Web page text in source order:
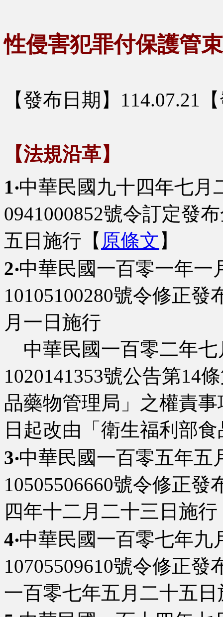
性侵害犯罪付保護管
【發布日期】114.07.21
【法規沿革】
1‧中華民國九十四年七月
0941000852號令訂定發
五日施行【 原條文 】
2‧中華民國一百零一年一
10105100280號令修正
月一日施行
中華民國一百零二年七
1020141353號公告第14
品藥物管理局」之權責
日起改由「衛生福利部
3‧中華民國一百零五年五
10505506660號令修正發
四年十二月二十三日施行
4‧中華民國一百零七年九
10705509610號令修正發
一百零七年五月二十五日